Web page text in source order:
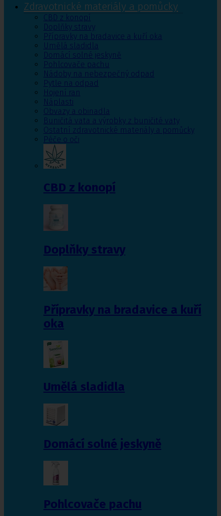
Zdravotnické materiály a pomůcky
CBD z konopí
Doplňky stravy
Přípravky na bradavice a kuří oka
Umělá sladidla
Domácí solné jeskyně
Pohlcovače pachu
Nádoby na nebezpečný odpad
Pytle na odpad
Hojení ran
Náplasti
Obvazy a obinadla
Buničitá vata a výrobky z buničité vaty
Ostatní zdravotnické materiály a pomůcky
Péče o oči
CBD z konopí
Doplňky stravy
Přípravky na bradavice a kuří
oka
Umělá sladidla
Domácí solné jeskyně
Pohlcovače pachu